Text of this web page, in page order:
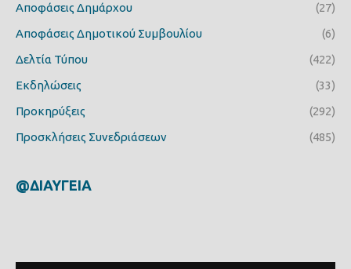
Αποφάσεις Δημάρχου
(27)
Αποφάσεις Δημοτικού Συμβουλίου
(6)
Δελτία Τύπου
(422)
Εκδηλώσεις
(33)
Προκηρύξεις
(292)
Προσκλήσεις Συνεδριάσεων
(485)
@ΔΙΑΥΓΕΙΑ